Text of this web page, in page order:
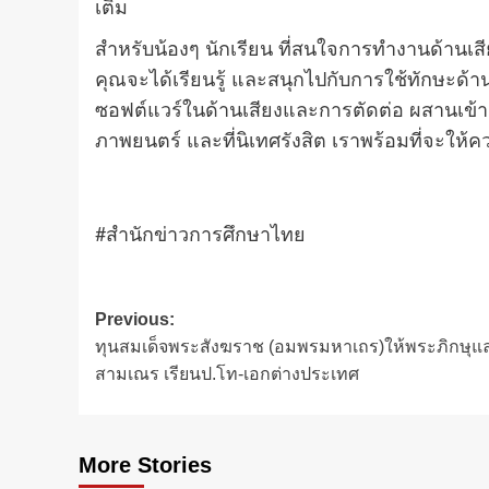
เติม
สำหรับน้องๆ นักเรียน ที่สนใจการทำงานด้าน
คุณจะได้เรียนรู้ และสนุกไปกับการใช้ทักษะด้า
ซอฟต์แวร์ในด้านเสียงและการตัดต่อ ผสานเข้
ภาพยนตร์ และที่นิเทศรังสิต เราพร้อมที่จะให้ค
#สำนักข่าวการศึกษาไทย
Post
navigation
Previous:
ทุนสมเด็จพระสังฆราช (อมพรมหาเถร)ให้พระภิกษุแ
สามเณร เรียนป.โท-เอกต่างประเทศ
More Stories